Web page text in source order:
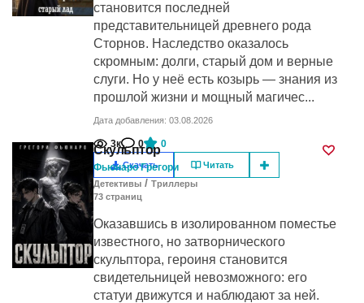
становится последней
представительницей древнего рода
Сторнов. Наследство оказалось
скромным: долги, старый дом и верные
слуги. Но у неё есть козырь — знания из
прошлой жизни и мощный магичес...
Дата добавления: 03.08.2026
3к 0 0
Скачать Читать
Скульптор
Фьюнаро Грегори
Детективы / Триллеры
73 cтраниц
Оказавшись в изолированном поместье
известного, но затворнического
скульптора, героиня становится
свидетельницей невозможного: его
статуи движутся и наблюдают за ней.